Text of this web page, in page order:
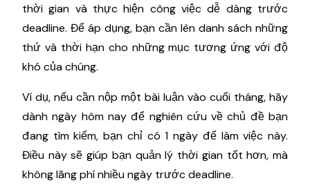
thời gian và thực hiện công việc dễ dàng trước
deadline. Để áp dụng, bạn cần lên danh sách những
thứ và thời hạn cho những mục tương ứng với độ
khó của chúng.
Ví dụ, nếu cần nộp một bài luận vào cuối tháng, hãy
dành ngày hôm nay để nghiên cứu về chủ đề bạn
đang tìm kiếm, bạn chỉ có 1 ngày để làm việc này.
Điều này sẽ giúp bạn quản lý thời gian tốt hơn, mà
không lãng phí nhiều ngày trước deadline.